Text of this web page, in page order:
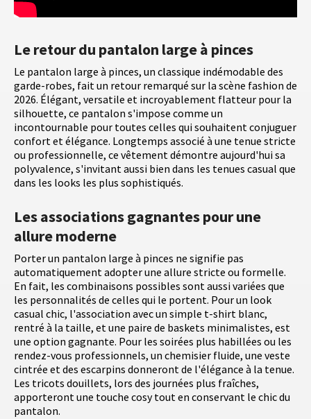
Le retour du pantalon large à pinces
Le pantalon large à pinces, un classique indémodable des
garde-robes, fait un retour remarqué sur la scène fashion de
2026. Élégant, versatile et incroyablement flatteur pour la
silhouette, ce pantalon s'impose comme un
incontournable pour toutes celles qui souhaitent conjuguer
confort et élégance. Longtemps associé à une tenue stricte
ou professionnelle, ce vêtement démontre aujourd'hui sa
polyvalence, s'invitant aussi bien dans les tenues casual que
dans les looks les plus sophistiqués.
Les associations gagnantes pour une
allure moderne
Porter un pantalon large à pinces ne signifie pas
automatiquement adopter une allure stricte ou formelle.
En fait, les combinaisons possibles sont aussi variées que
les personnalités de celles qui le portent. Pour un look
casual chic, l'association avec un simple t-shirt blanc,
rentré à la taille, et une paire de baskets minimalistes, est
une option gagnante. Pour les soirées plus habillées ou les
rendez-vous professionnels, un chemisier fluide, une veste
cintrée et des escarpins donneront de l'élégance à la tenue.
Les tricots douillets, lors des journées plus fraîches,
apporteront une touche cosy tout en conservant le chic du
pantalon.